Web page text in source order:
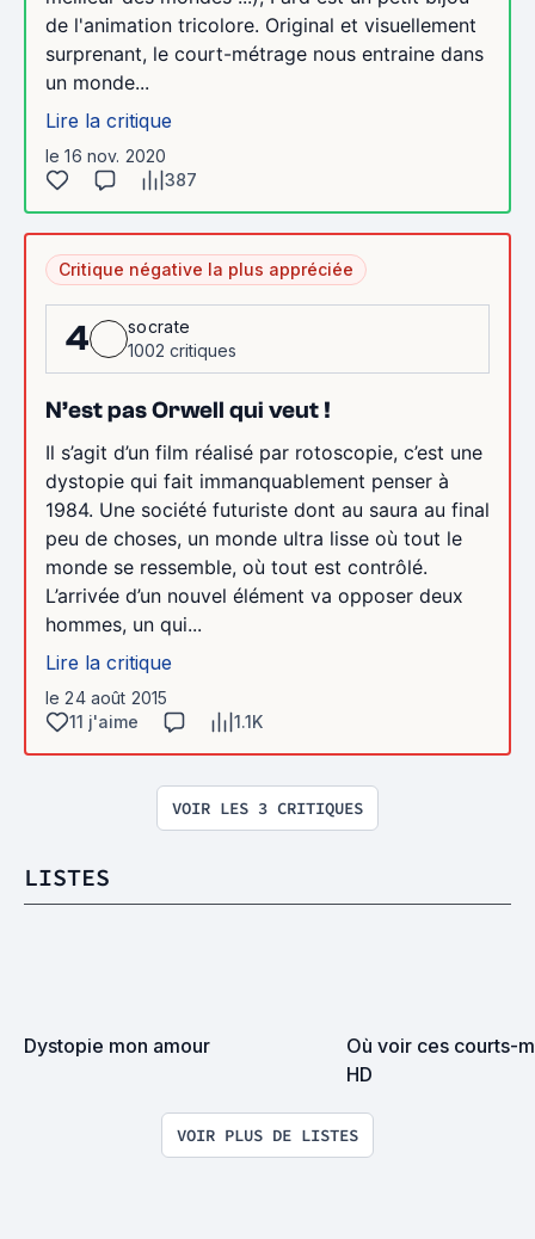
de l'animation tricolore. Original et visuellement
surprenant, le court-métrage nous entraine dans
un monde...
Lire la critique
le 16 nov. 2020
387
Critique négative la plus appréciée
4
socrate
1002 critiques
N’est pas Orwell qui veut !
Il s’agit d’un film réalisé par rotoscopie, c’est une
dystopie qui fait immanquablement penser à
1984. Une société futuriste dont au saura au final
peu de choses, un monde ultra lisse où tout le
monde se ressemble, où tout est contrôlé.
L’arrivée d’un nouvel élément va opposer deux
hommes, un qui...
Lire la critique
le 24 août 2015
11 j'aime
1.1K
VOIR LES 3 CRITIQUES
LISTES
Dystopie mon amour
Où voir ces courts-
HD
VOIR PLUS DE LISTES